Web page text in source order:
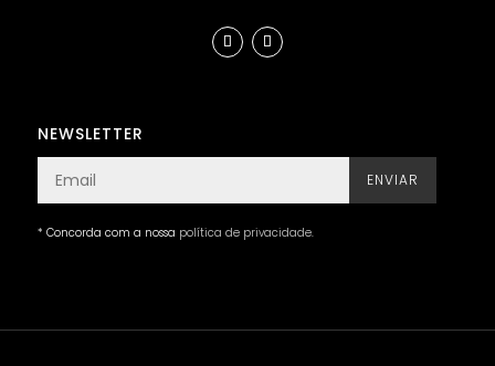
NEWSLETTER
ENVIAR
* Concorda com a nossa política de privacidade.